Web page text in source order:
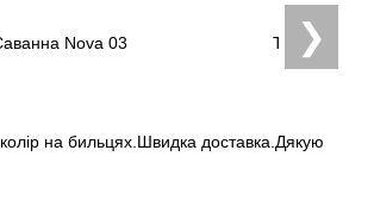
Nova 03 Тканина:
❯
на бильцях.Швидка доставка.Дякую